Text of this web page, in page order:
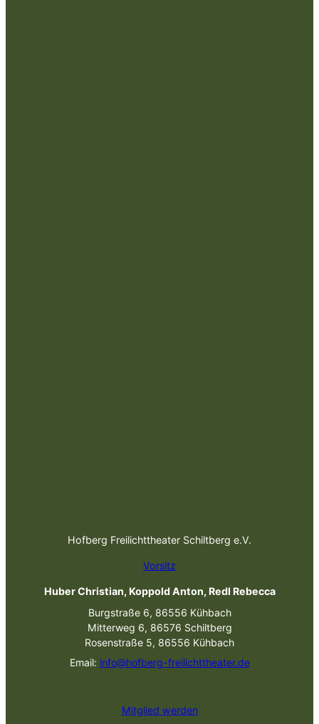
Hofberg Freilichttheater Schiltberg e.V.
Vorsitz
Huber Christian, Koppold Anton, Redl Rebecca
Burgstraße 6, 86556 Kühbach
Mitterweg 6, 86576 Schiltberg
Rosenstraße 5, 86556 Kühbach
Email: info@hofberg-freilichttheater.de
Mitglied werden